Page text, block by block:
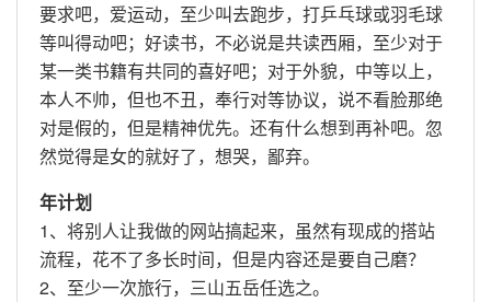
要求吧，爱运动，至少叫去跑步，打乒乓球或羽毛球
等叫得动吧；好读书，不必说是共读西厢，至少对于
某一类书籍有共同的喜好吧；对于外貌，中等以上，
本人不帅，但也不丑，奉行对等协议，说不看脸那绝
对是假的，但是精神优先。还有什么想到再补吧。忽
然觉得是女的就好了，想哭，鄙弃。
年计划
1、将别人让我做的网站搞起来，虽然有现成的搭站
流程，花不了多长时间，但是内容还是要自己磨？
2、至少一次旅行，三山五岳任选之。